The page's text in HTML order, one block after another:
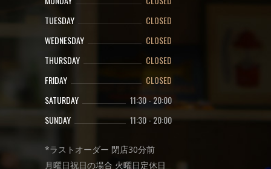
TUESDAY
CLOSED
WEDNESDAY
CLOSED
THURSDAY
CLOSED
FRIDAY
CLOSED
SATURDAY
11:30- 20:00
SUNDAY
11:30-20:00
*ラストオーダー 閉店30分前
月曜日祝日の場合 火曜日定休日